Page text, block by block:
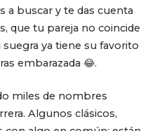
a buscar y te das cuenta
que tu pareja no coincide
ya tiene su favorito
embarazada 😂.
miles de nombres
Algunos clásicos,